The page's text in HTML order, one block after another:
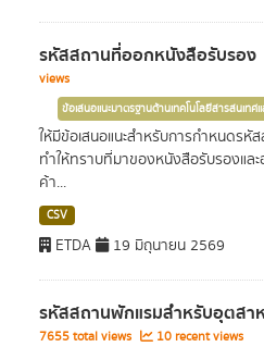
รหัสสถานที่ออกหนังสือรับรอง
views
ข้อเสนอแนะมาตรฐานด้านเทคโนโลยีสารสนเท
ให้มีข้อเสนอแนะสำหรับการกำหนดร
ทำให้ทราบที่มาของหนังสือรับรองแล
ค้า...
CSV
ETDA 19 มิถุนายน 2569
รหัสสถานพักแรมสำหรับอุตสา
7655 total views 10 recent views